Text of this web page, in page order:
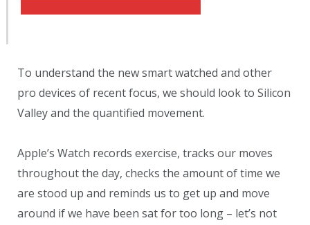
To understand the new smart watched and other
pro devices of recent focus, we should look to Silicon
Valley and the quantified movement.
Apple’s Watch records exercise, tracks our moves
throughout the day, checks the amount of time we
are stood up and reminds us to get up and move
around if we have been sat for too long – let’s not